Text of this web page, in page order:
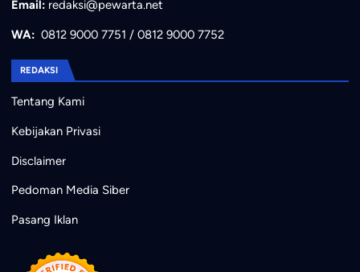
Email: redaksi@pewarta.net
WA: 0812 9000 7751 / 0812 9000 7752
REDAKSI
Tentang Kami
Kebijakan Privasi
Disclaimer
Pedoman Media Siber
Pasang Iklan